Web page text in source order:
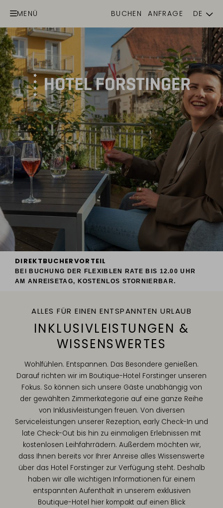
MENÜ BUCHEN ANFRAGE
DE
DIREKTBUCHERVORTEIL
BEI BUCHUNG DER FLEXIBLEN RATE BIS 12.00 UHR
AM ANREISETAG, KOSTENLOS STORNIERBAR.
ALLES FÜR EINEN ENTSPANNTEN URLAUB
INKLUSIVLEISTUNGEN &
WISSENSWERTES
Wohlfühlen. Entspannen. Das Besondere genießen.
Darauf richten wir im Boutique-Hotel Forstinger unseren
Fokus. So können sich unsere Gäste unabhängig von
der gewählten Zimmerkategorie auf eine ganze Reihe
von Inklusivleistungen freuen. Von diversen
Serviceleistungen unserer Rezeption, early Check-In und
late Check-Out bis hin zu einmaligen Erlebnissen mit
kostenlosen Leihfahrrädern. Außerdem möchten wir,
dass Ihnen bereits vor Ihrer Anreise alles Wissenswerte
über das Hotel Forstinger zur Verfügung steht. Deshalb
haben wir alle wichtigen Informationen für einem
entspannten Aufenthalt in unserem exklusiven
Boutique-Hotel hier kompakt auf einen Blick